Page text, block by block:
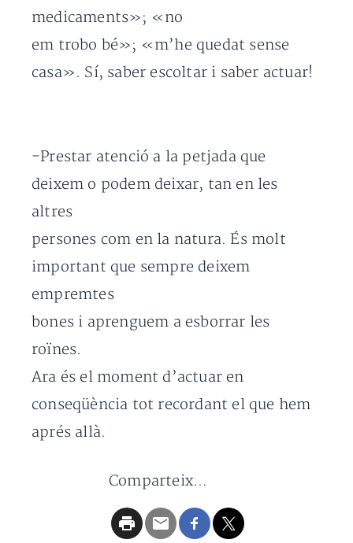
medicaments»; «no
em trobo bé»; «m’he quedat sense
casa». Sí, saber escoltar i saber actuar!
-Prestar atenció a la petjada que
deixem o podem deixar, tan en les
altres
persones com en la natura. És molt
important que sempre deixem
empremtes
bones i aprenguem a esborrar les
roïnes.
Ara és el moment d’actuar en
conseqüència tot recordant el que hem
aprés allà.
Comparteix...